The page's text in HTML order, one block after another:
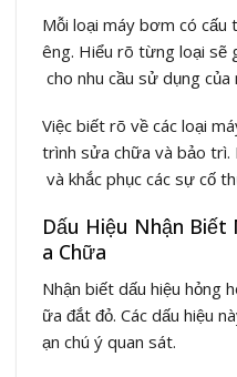
Mỗi loại máy bơm có cấu
êng. Hiểu rõ từng loại sẽ
cho nhu cầu sử dụng của
Việc biết rõ về các loại
trình sửa chữa và bảo trì.
và khắc phục các sự cố
Dấu Hiệu Nhận Biết
a Chữa
Nhận biết dấu hiệu hỏng
ữa đắt đỏ. Các dấu hiệu
ạn chú ý quan sát.